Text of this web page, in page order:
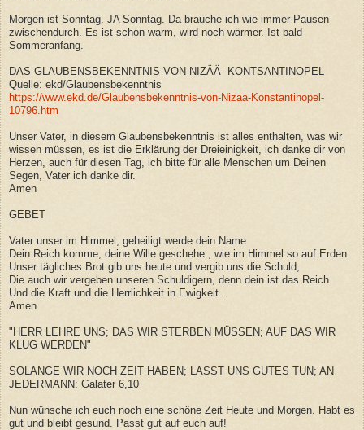
Morgen ist Sonntag. JA Sonntag. Da brauche ich wie immer Pausen
zwischendurch. Es ist schon warm, wird noch wärmer. Ist bald
Sommeranfang.
DAS GLAUBENSBEKENNTNIS VON NIZÄÄ- KONTSANTINOPEL
Quelle: ekd/Glaubensbekenntnis
https://www.ekd.de/Glaubensbekenntnis-von-Nizaa-Konstantinopel-
10796.htm
Unser Vater, in diesem Glaubensbekenntnis ist alles enthalten, was wir
wissen müssen, es ist die Erklärung der Dreieinigkeit, ich danke dir von
Herzen, auch für diesen Tag, ich bitte für alle Menschen um Deinen
Segen, Vater ich danke dir.
Amen
GEBET
Vater unser im Himmel, geheiligt werde dein Name
Dein Reich komme, deine Wille geschehe , wie im Himmel so auf Erden.
Unser tägliches Brot gib uns heute und vergib uns die Schuld,
Die auch wir vergeben unseren Schuldigern, denn dein ist das Reich
Und die Kraft und die Herrlichkeit in Ewigkeit .
Amen
"HERR LEHRE UNS; DAS WIR STERBEN MÜSSEN; AUF DAS WIR
KLUG WERDEN"
SOLANGE WIR NOCH ZEIT HABEN; LASST UNS GUTES TUN; AN
JEDERMANN: Galater 6,10
Nun wünsche ich euch noch eine schöne Zeit Heute und Morgen. Habt es
gut und bleibt gesund. Passt gut auf euch auf!